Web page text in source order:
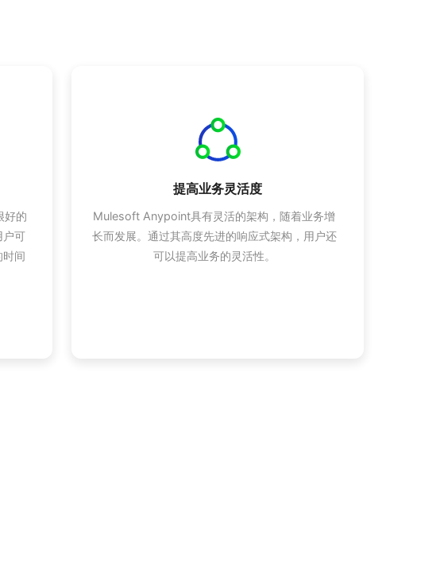
好的
户可
时间
提高业务灵活度
Mulesoft Anypoint具有灵活的架构，随着业务增
长而发展。通过其高度先进的响应式架构，用户还
可以提高业务的灵活性。